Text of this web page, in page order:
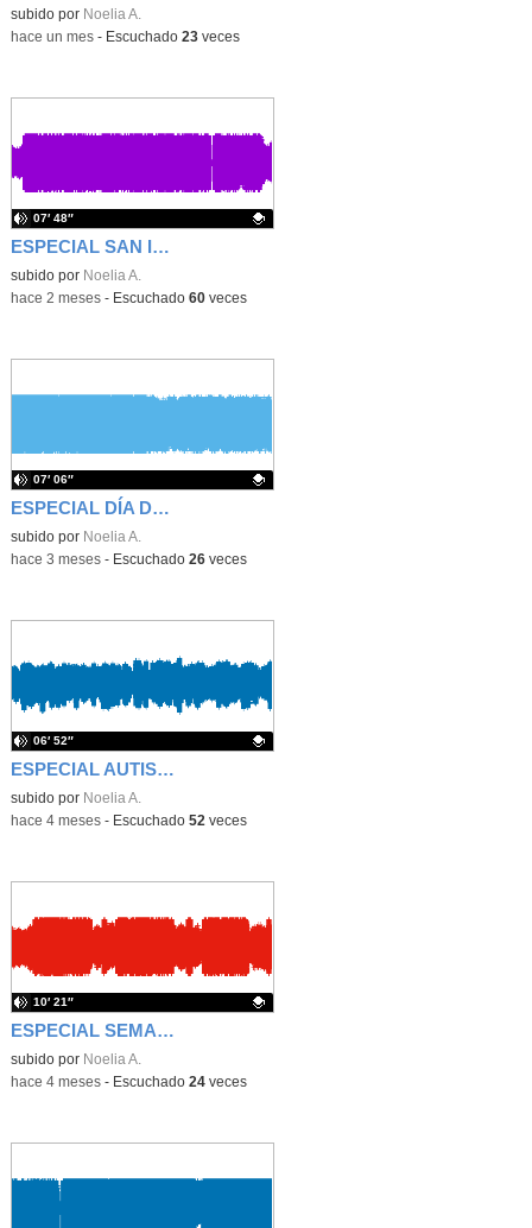
Contenido educativo.
subido por Noelia A.
-hace un mes- Escuchado 23veces
ESPECIAL SAN ISIDRO
Contenido educativo.
subido por Noelia A.
07′ 48″
-hace 2 meses- Escuchado 60veces
ESPECIAL DÍA DEL LIBRO
Contenido educativo.
subido por Noelia A.
07′ 06″
-hace 3 meses- Escuchado 26veces
ESPECIAL AUTISMO
Contenido educativo.
subido por Noelia A.
06′ 52″
-hace 4 meses- Escuchado 52veces
ESPECIAL SEMANA SANTA
Contenido educativo.
subido por Noelia A.
10′ 21″
-hace 4 meses- Escuchado 24veces